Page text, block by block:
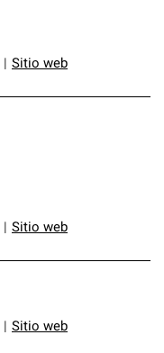
Sitio web
Sitio web
Sitio web